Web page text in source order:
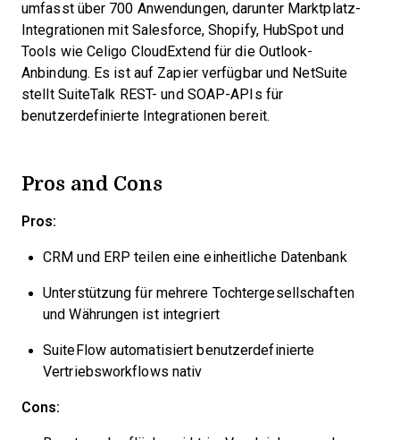
umfasst über 700 Anwendungen, darunter Marktplatz-
Integrationen mit Salesforce, Shopify, HubSpot und
Tools wie Celigo CloudExtend für die Outlook-
Anbindung. Es ist auf Zapier verfügbar und NetSuite
stellt SuiteTalk REST- und SOAP-APIs für
benutzerdefinierte Integrationen bereit.
Pros and Cons
Pros:
CRM und ERP teilen eine einheitliche Datenbank
Unterstützung für mehrere Tochtergesellschaften
und Währungen ist integriert
SuiteFlow automatisiert benutzerdefinierte
Vertriebsworkflows nativ
Cons: